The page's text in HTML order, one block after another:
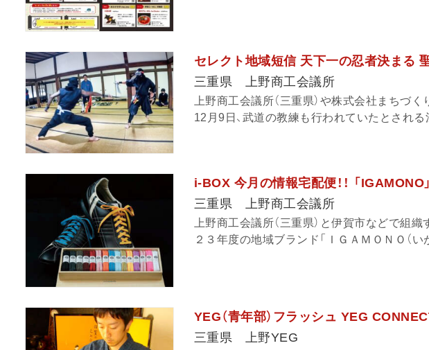
セレクト地域短信 天下一の忍者決まる
三重県 上野商工会議所
上野商工会議所（三重県）や株式会社まちづ
12月9日、武道の教練も行われていたとされる
i-BOX 今月の情報宅配便！！ 「IGAMONO
三重県 上野商工会議所
上野商工会議所（三重県）と伊賀市などで組
２３年度の地域ブランド「ＩＧＡＭＯＮＯ（い
YEG（青年部）フラッシュ YEG
三重県 上野YEG